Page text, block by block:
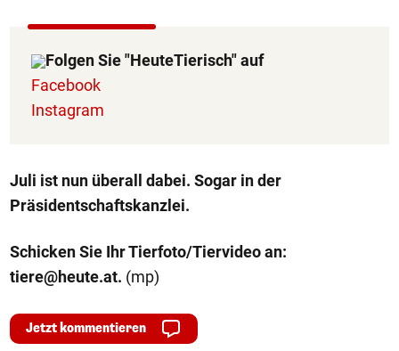
Folgen Sie "HeuteTierisch" auf
Facebook
Instagram
Juli ist nun überall dabei. Sogar in der
Präsidentschaftskanzlei.
Schicken Sie Ihr Tierfoto/Tiervideo an:
tiere@heute.at. (mp)
Jetzt kommentieren